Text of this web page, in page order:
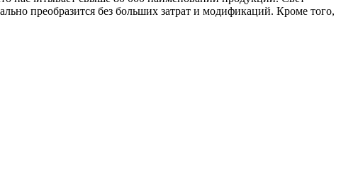
преобразится без больших затрат и модификаций. Кроме того,